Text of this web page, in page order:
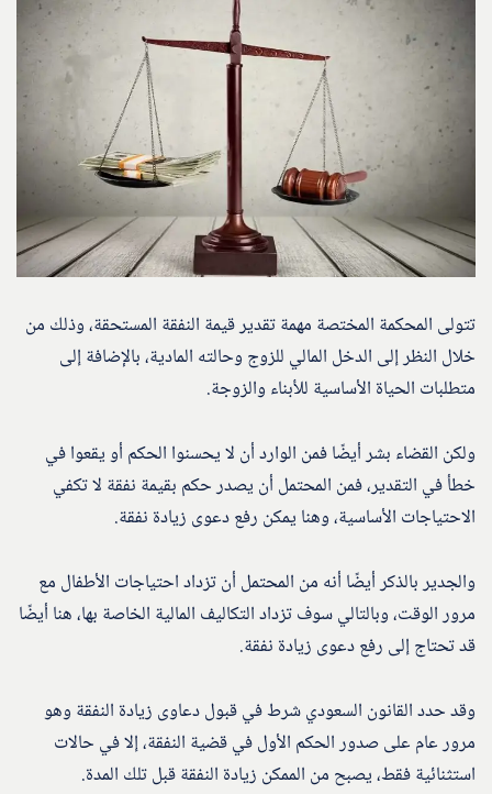
تتولى المحكمة المختصة مهمة تقدير قيمة النفقة المستحقة، وذلك من
خلال النظر إلى الدخل المالي للزوج وحالته المادية، بالإضافة إلى
متطلبات الحياة الأساسية للأبناء والزوجة.
ولكن القضاء بشر أيضًا فمن الوارد أن لا يحسنوا الحكم أو يقعوا في
خطأ في التقدير، فمن المحتمل أن يصدر حكم بقيمة نفقة لا تكفي
الاحتياجات الأساسية، وهنا يمكن رفع دعوى زيادة نفقة.
والجدير بالذكر أيضًا أنه من المحتمل أن تزداد احتياجات الأطفال مع
مرور الوقت، وبالتالي سوف تزداد التكاليف المالية الخاصة بها، هنا أيضًا
قد تحتاج إلى رفع دعوى زيادة نفقة.
وقد حدد القانون السعودي شرط في قبول دعاوى زيادة النفقة وهو
مرور عام على صدور الحكم الأول في قضية النفقة، إلا في حالات
استثنائية فقط، يصبح من الممكن زيادة النفقة قبل تلك المدة.